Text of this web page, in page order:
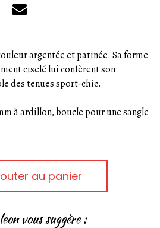
argentée et patinée. Sa forme
ciselé lui confèrent son
des tenues sport-chic.
à ardillon, boucle pour une sangle
au panier
vous suggère :